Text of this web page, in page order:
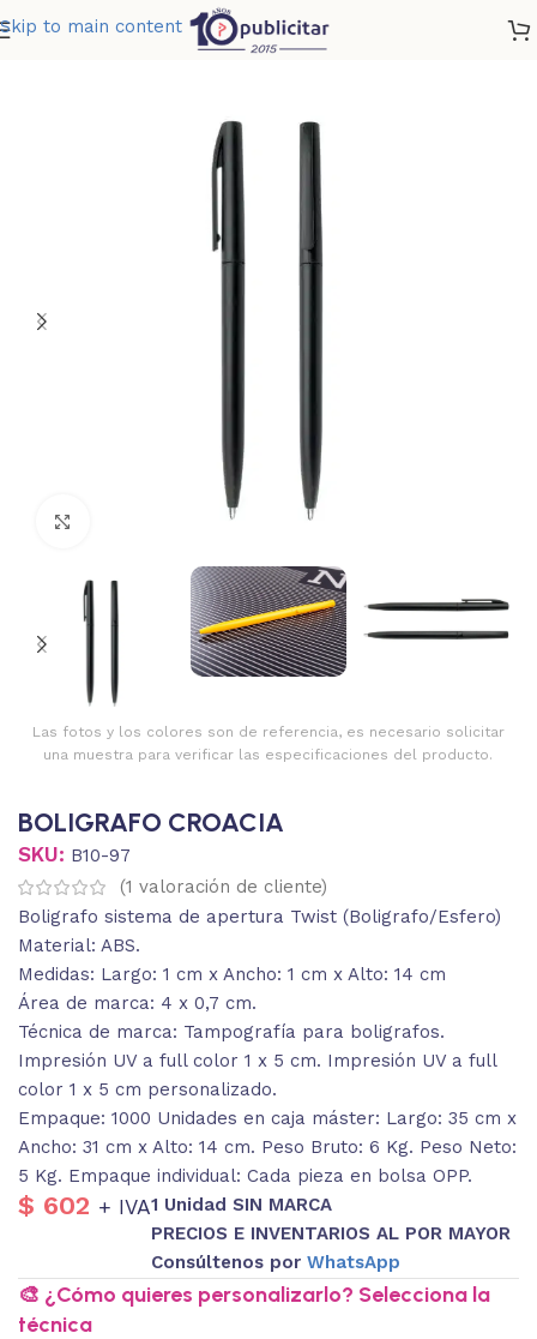
Skip to main content
BOLIGRAFO CROACIA
Las fotos y los colores son de referencia, es necesario solicitar
una muestra para verificar las especificaciones del producto.
BOLIGRAFO CROACIA
SKU: B10-97
(1 valoración de cliente)
Boligrafo sistema de apertura Twist (Boligrafo/Esfero)
Material: ABS.
Medidas: Largo: 1 cm x Ancho: 1 cm x Alto: 14 cm
Área de marca: 4 x 0,7 cm.
Técnica de marca: Tampografía para boligrafos.
Impresión UV a full color 1 x 5 cm. Impresión UV a full
color 1 x 5 cm personalizado.
Empaque: 1000 Unidades en caja máster: Largo: 35 cm x
Ancho: 31 cm x Alto: 14 cm. Peso Bruto: 6 Kg. Peso Neto:
5 Kg. Empaque individual: Cada pieza en bolsa OPP.
$ 602 + IVA1 Unidad SIN MARCA
PRECIOS E INVENTARIOS AL POR MAYOR
Consúltenos por WhatsApp
🎨 ¿Cómo quieres personalizarlo? Selecciona la
técnica